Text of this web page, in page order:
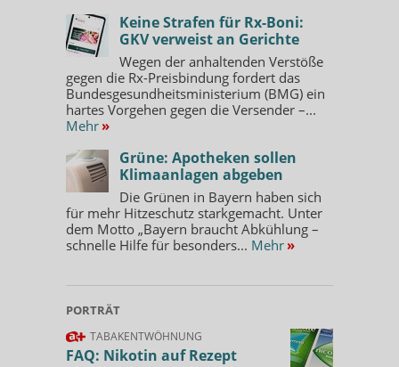
Keine Strafen für Rx-Boni:
GKV verweist an Gerichte
Wegen der anhaltenden Verstöße
gegen die Rx-Preisbindung fordert das
Bundesgesundheitsministerium (BMG) ein
hartes Vorgehen gegen die Versender –...
Mehr »
Grüne: Apotheken sollen
Klimaanlagen abgeben
Die Grünen in Bayern haben sich
für mehr Hitzeschutz starkgemacht. Unter
dem Motto „Bayern braucht Abkühlung –
schnelle Hilfe für besonders... Mehr »
PORTRÄT
TABAKENTWÖHNUNG
FAQ: Nikotin auf Rezept